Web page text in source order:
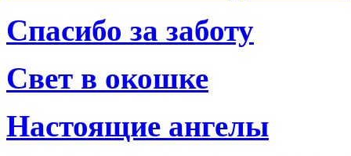
Спасибо за заботу
Свет в окошке
Настоящие ангелы